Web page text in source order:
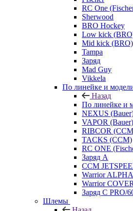
RC One
Sherwood
BRO Hockey
Low kick
Mid kick (BRO)
Tampa
Заряд
Mad Guy
Vikkela
По линейке и
Назад
По линейке и
NEXUS
VAPOR (Bauer)
RIBCOR
TACKS (CCM)
RC ONE
Заряд А
CCM
Warrior
Warrior
Заряд С PRO/
Шлемы